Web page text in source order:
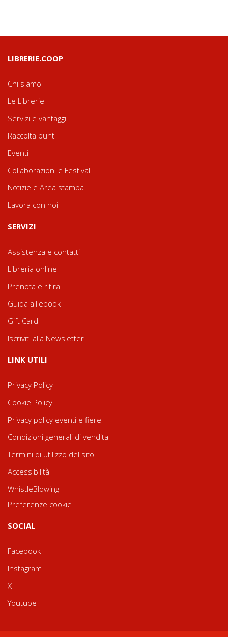
LIBRERIE.COOP
Chi siamo
Le Librerie
Servizi e vantaggi
Raccolta punti
Eventi
Collaborazioni e Festival
Notizie e Area stampa
Lavora con noi
SERVIZI
Assistenza e contatti
Libreria online
Prenota e ritira
Guida all'ebook
Gift Card
Iscriviti alla Newsletter
LINK UTILI
Privacy Policy
Cookie Policy
Privacy policy eventi e fiere
Condizioni generali di vendita
Termini di utilizzo del sito
Accessibilità
WhistleBlowing
Preferenze cookie
SOCIAL
Facebook
Instagram
X
Youtube